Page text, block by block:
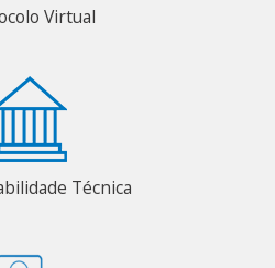
Virtual
Técnica